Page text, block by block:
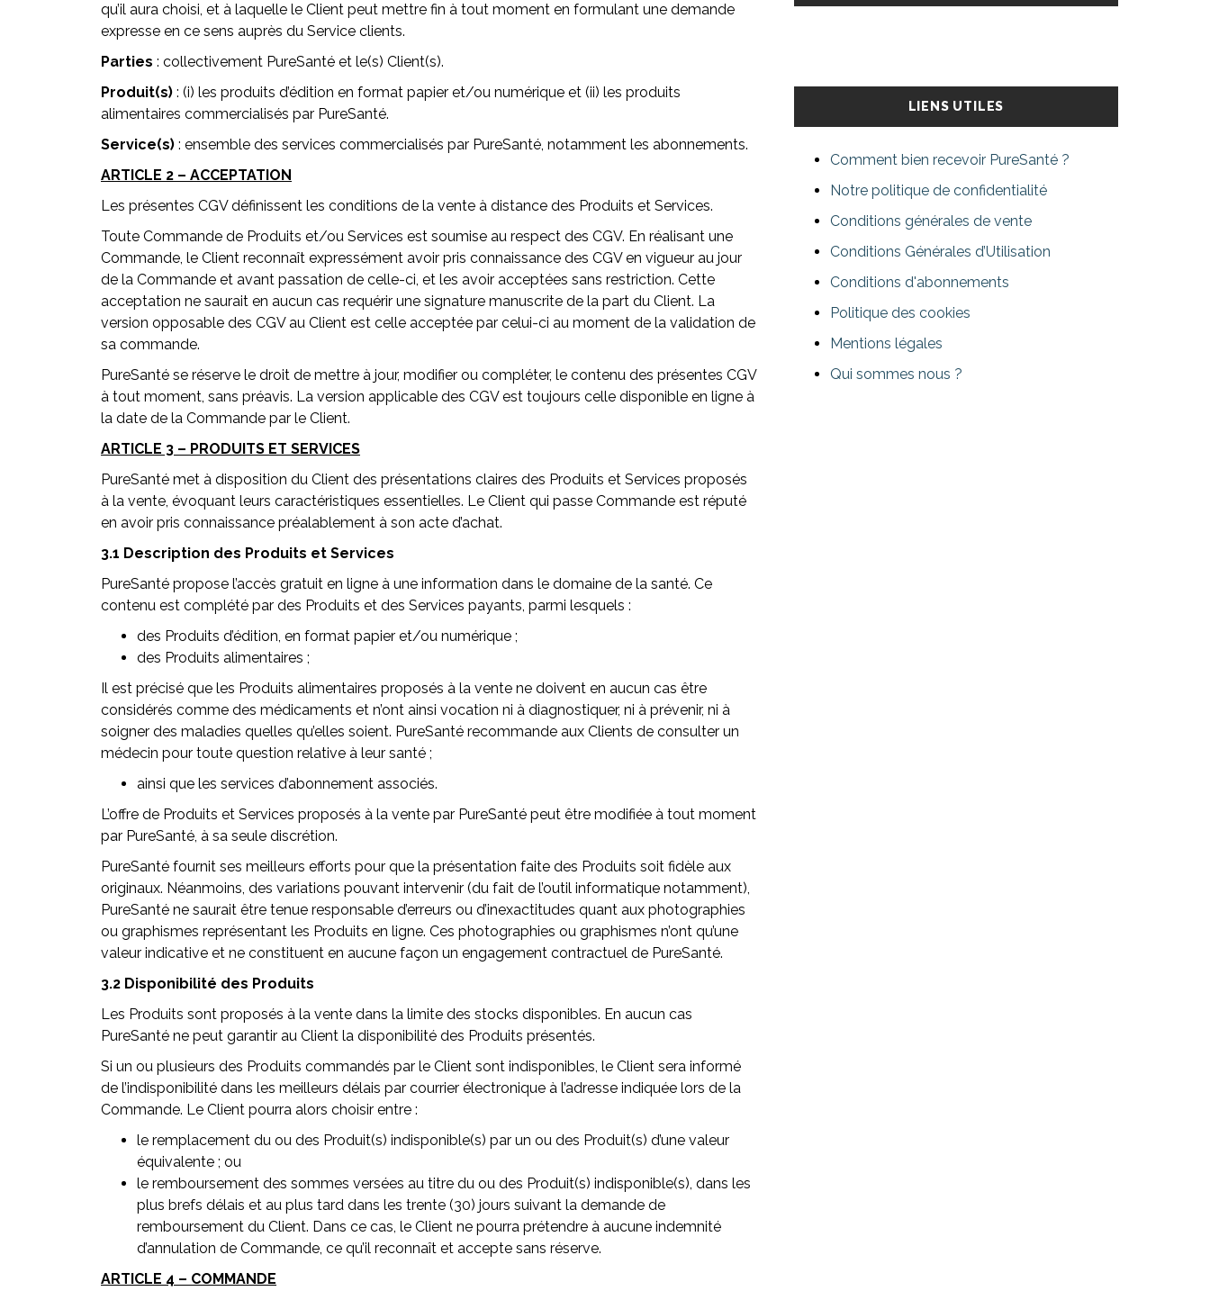
qu’il aura choisi, et à laquelle le Client peut mettre fin à tout moment en formulant une demande
expresse en ce sens auprès du Service clients.
Parties : collectivement PureSanté et le(s) Client(s).
Produit(s) : (i) les produits d’édition en format papier et/ou numérique et (ii) les produits
alimentaires commercialisés par PureSanté.
Service(s) : ensemble des services commercialisés par PureSanté, notamment les abonnements.
ARTICLE 2 – ACCEPTATION
Les présentes CGV définissent les conditions de la vente à distance des Produits et Services.
Toute Commande de Produits et/ou Services est soumise au respect des CGV. En réalisant une
Commande, le Client reconnaît expressément avoir pris connaissance des CGV en vigueur au jour
de la Commande et avant passation de celle-ci, et les avoir acceptées sans restriction. Cette
acceptation ne saurait en aucun cas requérir une signature manuscrite de la part du Client. La
version opposable des CGV au Client est celle acceptée par celui-ci au moment de la validation de
sa commande.
PureSanté se réserve le droit de mettre à jour, modifier ou compléter, le contenu des présentes CGV
à tout moment, sans préavis. La version applicable des CGV est toujours celle disponible en ligne à
la date de la Commande par le Client.
ARTICLE 3 – PRODUITS ET SERVICES
PureSanté met à disposition du Client des présentations claires des Produits et Services proposés
à la vente, évoquant leurs caractéristiques essentielles. Le Client qui passe Commande est réputé
en avoir pris connaissance préalablement à son acte d’achat.
3.1 Description des Produits et Services
PureSanté propose l’accès gratuit en ligne à une information dans le domaine de la santé. Ce
contenu est complété par des Produits et des Services payants, parmi lesquels :
des Produits d’édition, en format papier et/ou numérique ;
des Produits alimentaires ;
Il est précisé que les Produits alimentaires proposés à la vente ne doivent en aucun cas être
considérés comme des médicaments et n’ont ainsi vocation ni à diagnostiquer, ni à prévenir, ni à
soigner des maladies quelles qu’elles soient. PureSanté recommande aux Clients de consulter un
médecin pour toute question relative à leur santé ;
ainsi que les services d’abonnement associés.
L’offre de Produits et Services proposés à la vente par PureSanté peut être modifiée à tout moment
par PureSanté, à sa seule discrétion.
PureSanté fournit ses meilleurs efforts pour que la présentation faite des Produits soit fidèle aux
originaux. Néanmoins, des variations pouvant intervenir (du fait de l’outil informatique notamment),
PureSanté ne saurait être tenue responsable d’erreurs ou d’inexactitudes quant aux photographies
ou graphismes représentant les Produits en ligne. Ces photographies ou graphismes n’ont qu’une
valeur indicative et ne constituent en aucune façon un engagement contractuel de PureSanté.
3.2 Disponibilité des Produits
Les Produits sont proposés à la vente dans la limite des stocks disponibles. En aucun cas
PureSanté ne peut garantir au Client la disponibilité des Produits présentés.
Si un ou plusieurs des Produits commandés par le Client sont indisponibles, le Client sera informé
de l’indisponibilité dans les meilleurs délais par courrier électronique à l’adresse indiquée lors de la
Commande. Le Client pourra alors choisir entre :
le remplacement du ou des Produit(s) indisponible(s) par un ou des Produit(s) d’une valeur
équivalente ; ou
le remboursement des sommes versées au titre du ou des Produit(s) indisponible(s), dans les
plus brefs délais et au plus tard dans les trente (30) jours suivant la demande de
remboursement du Client. Dans ce cas, le Client ne pourra prétendre à aucune indemnité
d’annulation de Commande, ce qu’il reconnaît et accepte sans réserve.
ARTICLE 4 – COMMANDE
LIENS UTILES
Comment bien recevoir PureSanté ?
Notre politique de confidentialité
Conditions générales de vente
Conditions Générales d’Utilisation
Conditions d'abonnements
Politique des cookies
Mentions légales
Qui sommes nous ?